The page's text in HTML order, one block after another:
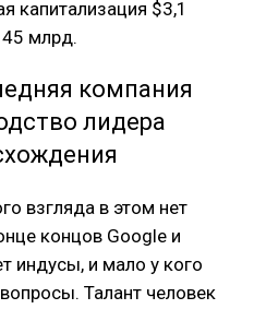
капитализация $3,1
млрд.
компания
лидера
взгляда в этом нет
концов Google и
индусы, и мало у кого
Талант человек